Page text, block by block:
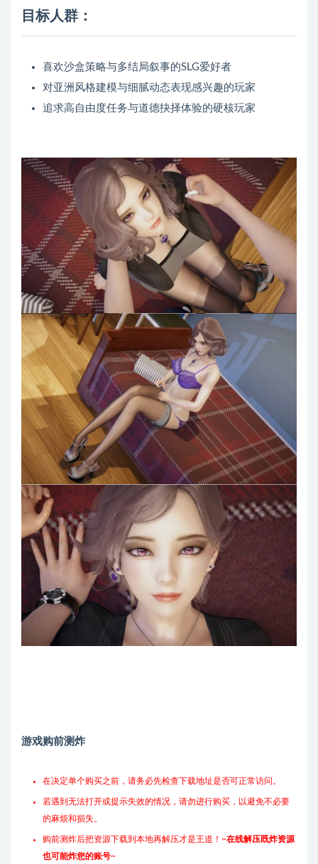
目标人群：
喜欢沙盒策略与多结局叙事的SLG爱好者
对亚洲风格建模与细腻动态表现感兴趣的玩家
追求高自由度任务与道德抉择体验的硬核玩家
游戏购前测炸
在决定单个购买之前，请务必先检查下载地址是否可正常访问。
若遇到无法打开或提示失效的情况，请勿进行购买，以避免不必要
的麻烦和损失。
购前测炸后把资源下载到本地再解压才是王道！~在线解压既炸资源
也可能炸您的账号~